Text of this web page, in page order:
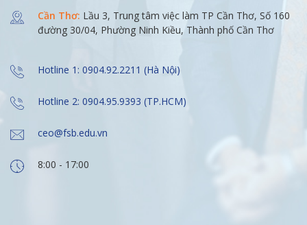
Cần Thơ: Lầu 3, Trung tâm việc làm TP Cần Thơ, Số 160
đường 30/04, Phường Ninh Kiều, Thành phố Cần Thơ
Hotline 1: 0904.92.2211 (Hà Nội)
Hotline 2: 0904.95.9393 (TP.HCM)
ceo@fsb.edu.vn
8:00 - 17:00